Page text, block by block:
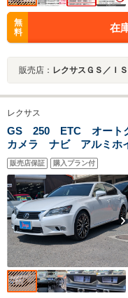
無
料
在
販売店： レクサスＧＳ／ＩＳ 専門
レクサス
GS 250 ETC オート
カメラ ナビ アルミ
AT スマートキー 電動
ム パワーシート CD
販売店保証 購入プラン付